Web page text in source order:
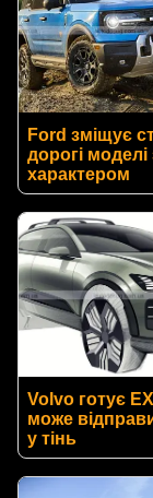
Ford зміщує
дорогі моделі
характером
Volvo готує
може
у тінь